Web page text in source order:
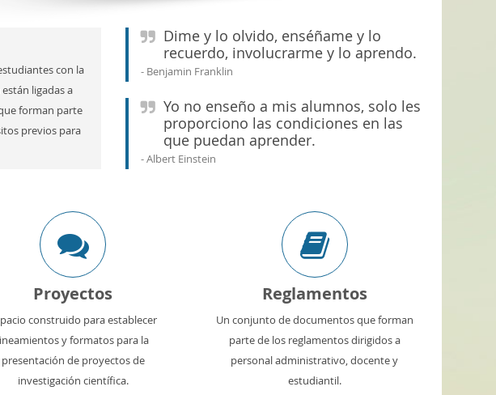
con la
ligadas a
forman parte
previos para
Dime y lo olvido, enséñame y lo
recuerdo, involucrarme y lo aprendo.
Benjamin Franklin
Yo no enseño a mis alumnos, solo les
proporciono las condiciones en las
que puedan aprender.
Albert Einstein
Proyectos
construido para establecer
y formatos para la
presentación de proyectos de
investigación científica.
Reglamentos
Un conjunto de documentos que forman
parte de los reglamentos dirigidos a
personal administrativo, docente y
estudiantil.